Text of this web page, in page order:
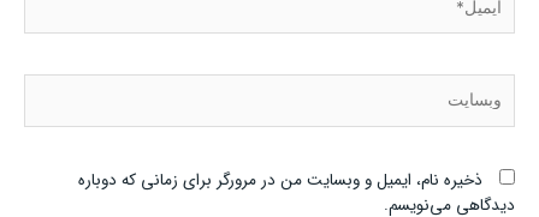
ذخیره نام، ایمیل و وبسایت من در مرورگر برای زمانی که دوباره
دیدگاهی می‌نویسم.